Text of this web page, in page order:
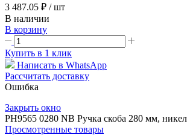
3 487.05 ₽ / шт
В наличии
В корзину
Купить в 1 клик
Написать в WhatsApp
Рассчитать доставку
Ошибка
Закрыть окно
PH9565 0280 NB Ручка скоба 280 мм,
Просмотренные товары